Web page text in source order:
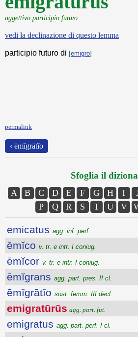
aggettivo participio futuro
vedi la declinazione di questo lemma
participio futuro di [emigro]
permalink
‹ ēmĭgrātĭo
Sfoglia il
A B C D E F G H I
P
Q R S T U V
emicatus agg. inf. perf.
ēmĭco v. tr. e intr. I coniug.
ēmĭcor v. tr. e intr. I coniug.
ēmĭgrans agg. part. pres. II cl.
ēmĭgrātĭo sost. femm. III decl.
emigratūrūs agg. part. fut.
emigratus agg. part. perf. I cl.